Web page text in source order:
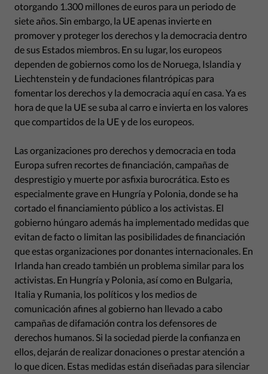
otorgando 1.300 millones de euros para un periodo de
siete años. Sin embargo, la UE apenas invierte en
promover y proteger los derechos y la democracia dentro
de sus Estados miembros. En su lugar, los europeos
dependen de gobiernos como los de Noruega, Islandia y
Liechtenstein y de fundaciones filantrópicas para
fomentar los derechos y la democracia aquí en casa. Ya es
hora de que la UE se suba al carro e invierta en los valores
que compartidos de la UE y de los europeos.
Las organizaciones pro derechos y democracia en toda
Europa sufren recortes de financiación, campañas de
desprestigio y muerte por asfixia burocrática. Esto es
especialmente grave en Hungría y Polonia, donde se ha
cortado el financiamiento público a los activistas. El
gobierno húngaro además ha implementado medidas que
evitan de facto o limitan las posibilidades de financiación
que estas organizaciones por donantes internacionales. En
Irlanda han creado también un problema similar para los
activistas. En Hungría y Polonia, así como en Bulgaria,
Italia y Rumania, los políticos y los medios de
comunicación afines al gobierno han llevado a cabo
campañas de difamación contra los defensores de
derechos humanos. Si la sociedad pierde la confianza en
ellos, dejarán de realizar donaciones o prestar atención a
lo que dicen. Estas medidas están diseñadas para silenciar